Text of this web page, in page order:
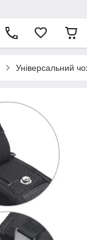
Універсальний